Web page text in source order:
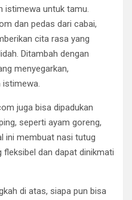
istimewa untuk tamu.
dan pedas dari cabai,
cita rasa yang
Ditambah dengan
menyegarkan,
istimewa.
juga bisa dipadukan
seperti ayam goreng,
ini membuat nasi tutug
dan dapat dinikmati
di atas, siapa pun bisa